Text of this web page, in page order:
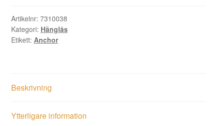
SB
mängd
Artikelnr: 7310038
Kategori: Hänglås
Etikett: Anchor
Beskrivning
Ytterligare information